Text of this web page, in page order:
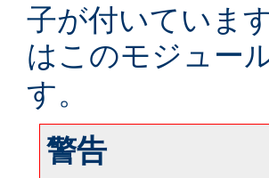
子が付いていま
はこのモジュー
す。
警告